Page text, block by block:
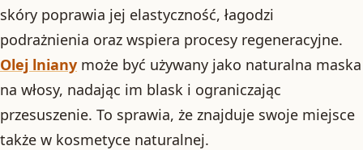
skóry poprawia jej elastyczność, łagodzi
podrażnienia oraz wspiera procesy regeneracyjne.
Olej lniany może być używany jako naturalna maska
na włosy, nadając im blask i ograniczając
przesuszenie. To sprawia, że znajduje swoje miejsce
także w kosmetyce naturalnej.